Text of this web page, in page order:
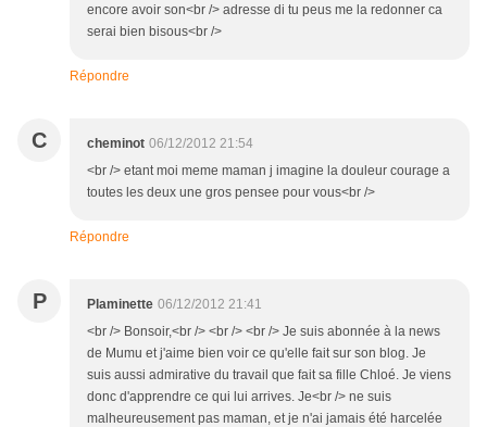
encore avoir son<br /> adresse di tu peus me la redonner ca
serai bien bisous<br />
Répondre
C cheminot 06/12/2012 21:54
<br /> etant moi meme maman j imagine la douleur courage a
toutes les deux une gros pensee pour vous<br />
Répondre
P Plaminette 06/12/2012 21:41
<br /> Bonsoir,<br /> <br /> <br /> Je suis abonnée à la news
de Mumu et j'aime bien voir ce qu'elle fait sur son blog. Je
suis aussi admirative du travail que fait sa fille Chloé. Je viens
donc d'apprendre ce qui lui arrives. Je<br /> ne suis
malheureusement pas maman, et je n'ai jamais été harcelée